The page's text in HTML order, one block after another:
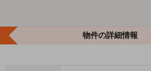
物件の詳細情報